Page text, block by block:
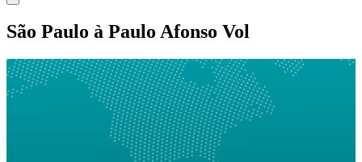
São Paulo à Paulo Afonso Vol